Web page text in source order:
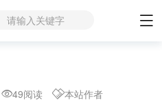
请输入关键字
49阅读 本站作者